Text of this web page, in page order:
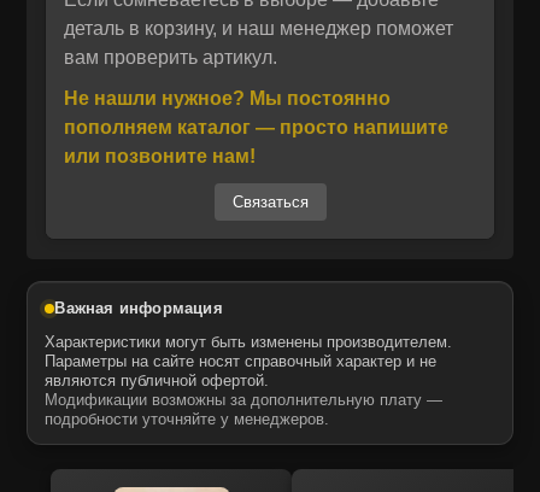
Отправить
Даю своё согласие на обработку персональных данных.
Политика конфиденциальности
Отправить
Даю своё согласие на обработку персональных данных.
Политика конфиденциальности
итальянский бренд, специализирующийся на
выпуске высококачественных аналогов
запасных частей для спецтехники.
Компоненты ITR USCO полностью
соответствуют техническим характеристикам
оригинальных узлов и обеспечивают
стабильную работу механизмов. Все изделия
проходят строгий контроль качества и
материалов, устойчивых к экстремальным
Мы являемся официальным
дистрибьютором ITR USCO в России.
Приобретая данную манжету в нашем
деталь в корзину, и наш менеджер поможет
вам проверить артикул.
Не нашли нужное? Мы постоянно
пополняем каталог — просто напишите
или позвоните нам!
Связаться
Важная информация
Характеристики могут быть изменены производителем.
Параметры на сайте носят справочный характер и не
являются публичной офертой.
Модификации возможны за дополнительную плату —
подробности уточняйте у менеджеров.